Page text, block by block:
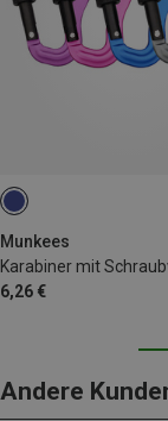
Munkees
6,26 €
5.8CM
Andere